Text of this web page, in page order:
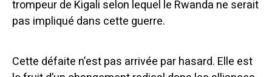
trompeur de Kigali selon lequel le Rwanda ne serait
pas impliqué dans cette guerre.
Cette défaite n’est pas arrivée par hasard. Elle est